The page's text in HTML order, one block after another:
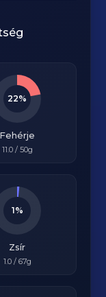
22%
Fehérje
11.0/ 50g
1%
Zsír
1.0/ 67g